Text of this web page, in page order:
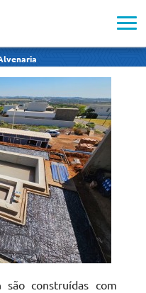
são construídas com